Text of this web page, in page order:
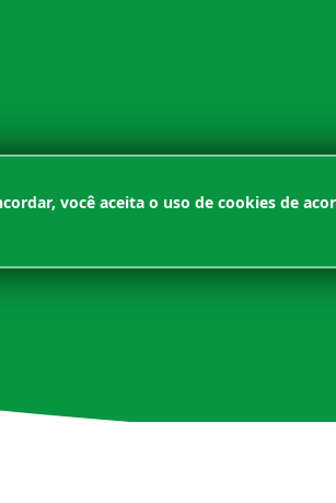
você aceita o uso de cookies de